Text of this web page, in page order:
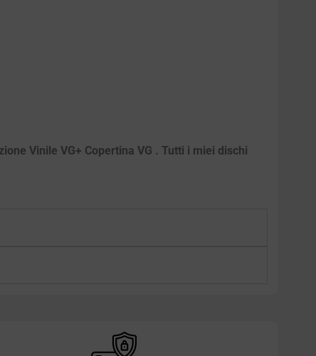
Vinile VG+ Copertina VG . Tutti i miei dischi